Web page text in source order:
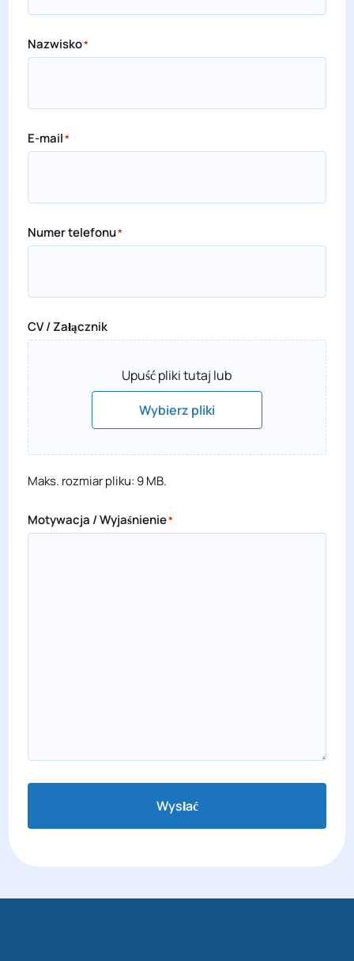
Nazwisko*
E-mail*
Numer telefonu*
CV / Załącznik
Upuść pliki tutaj lub
Wybierz pliki
Maks. rozmiar pliku: 9 MB.
Motywacja / Wyjaśnienie*
Wysłać